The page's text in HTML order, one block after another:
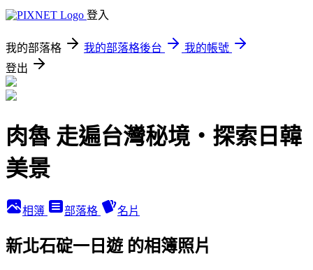
登入
我的部落格 我的部落格後台
我的帳號
登出
肉魯 走遍台灣秘境・探索日韓
美景
相簿 部落格 名片
新北石碇一日遊 的相簿照片